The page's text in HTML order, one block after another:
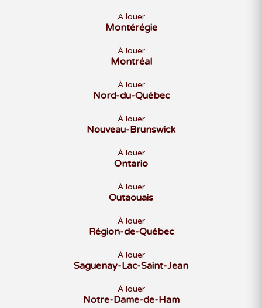
À louer
Montérégie
À louer
Montréal
À louer
Nord-du-Québec
À louer
Nouveau-Brunswick
À louer
Ontario
À louer
Outaouais
À louer
Région-de-Québec
À louer
Saguenay-Lac-Saint-Jean
À louer
Notre-Dame-de-Ham